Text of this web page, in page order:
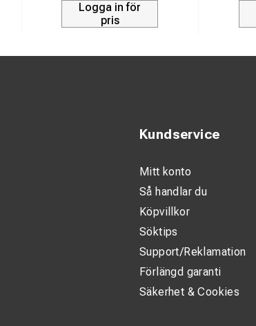
Logga in för
pris
Kundservice
Mitt konto
Så handlar du
Köpvillkor
Söktips
Support/Reklamation
Förlängd garanti
Säkerhet & Cookies